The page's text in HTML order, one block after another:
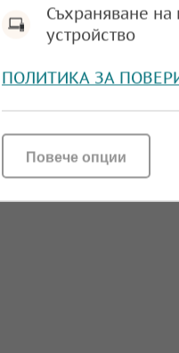
Съхраняване
устройство
ПОЛИТИКА ЗА
Повече опции